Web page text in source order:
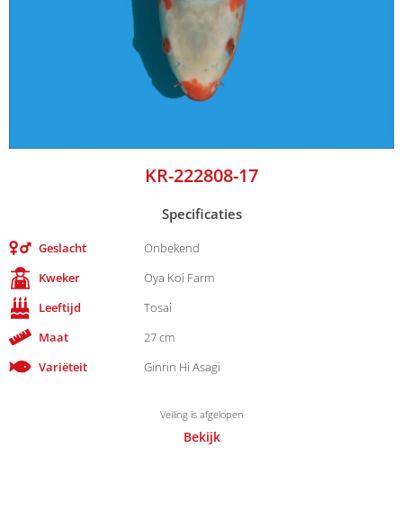
KR-222808-17
Specificaties
Geslacht
Onbekend
Kweker
Oya Koi Farm
Leeftijd
Tosai
Maat
27 cm
Variëteit
Ginrin Hi Asagi
Veiling is afgelopen
Bekijk